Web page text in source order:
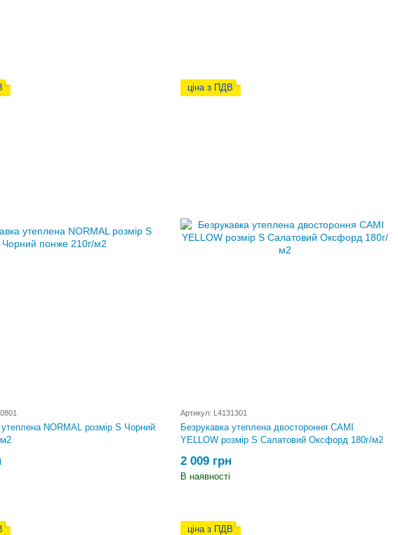
утеплена NORMAL розмір S Чорний
ціна з ПДВ
Артикул: L4131301
Безрукавка утеплена двостороння CAMI
YELLOW розмір S Салатовий Оксфорд 180г/м2
2 009 грн
В наявності
ціна з ПДВ